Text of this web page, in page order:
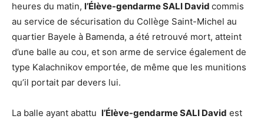
heures du matin, l’Élève-gendarme SALI David commis
au service de sécurisation du Collège Saint-Michel au
quartier Bayele à Bamenda, a été retrouvé mort, atteint
d’une balle au cou, et son arme de service également de
type Kalachnikov emportée, de même que les munitions
qu’il portait par devers lui.
La balle ayant abattu l’Élève-gendarme SALI David est